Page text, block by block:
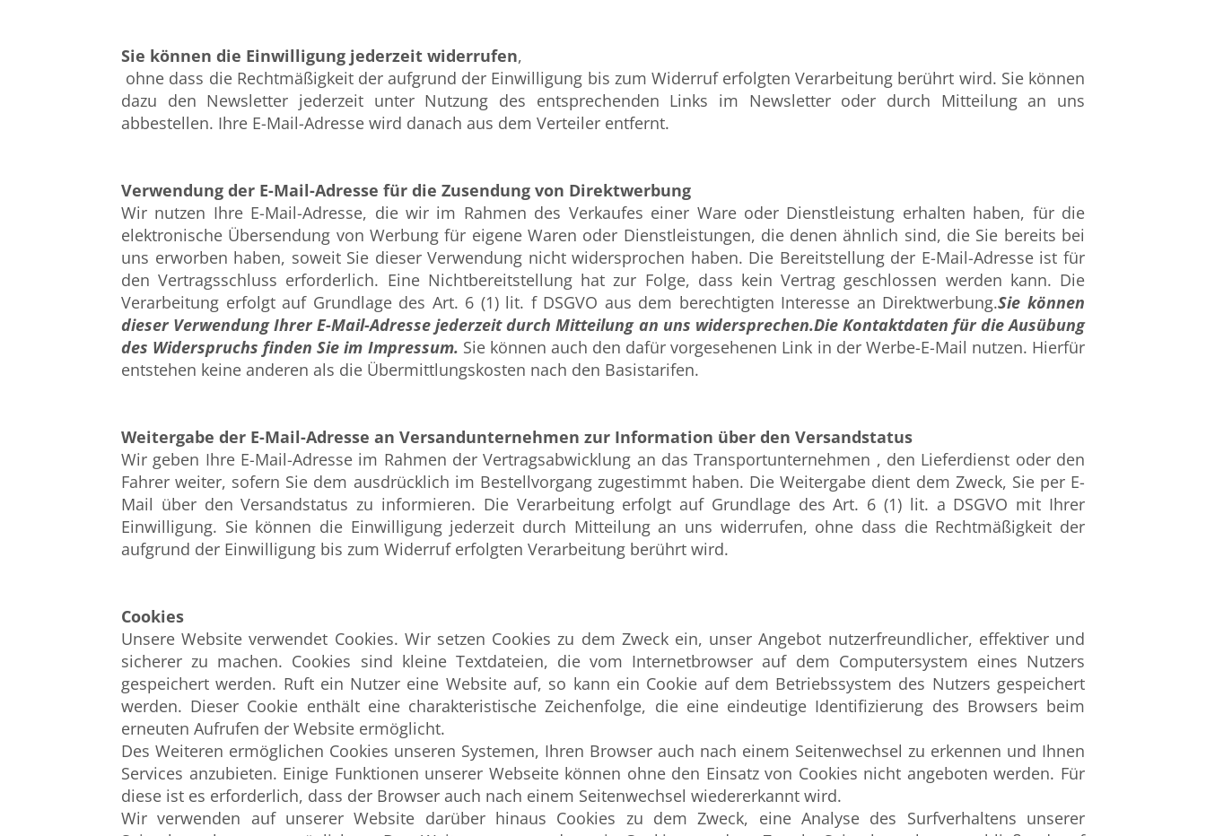
Sie können die Einwilligung jederzeit widerrufen,
ohne dass die Rechtmäßigkeit der aufgrund der Einwilligung bis zum Widerruf erfolgten Verarbeitung berührt wird. Sie können
dazu den Newsletter jederzeit unter Nutzung des entsprechenden Links im Newsletter oder durch Mitteilung an uns
abbestellen. Ihre E-Mail-Adresse wird danach aus dem Verteiler entfernt.
Verwendung der E-Mail-Adresse für die Zusendung von Direktwerbung
Wir nutzen Ihre E-Mail-Adresse, die wir im Rahmen des Verkaufes einer Ware oder Dienstleistung erhalten haben, für die
elektronische Übersendung von Werbung für eigene Waren oder Dienstleistungen, die denen ähnlich sind, die Sie bereits bei
uns erworben haben, soweit Sie dieser Verwendung nicht widersprochen haben. Die Bereitstellung der E-Mail-Adresse ist für
den Vertragsschluss erforderlich. Eine Nichtbereitstellung hat zur Folge, dass kein Vertrag geschlossen werden kann. Die
Verarbeitung erfolgt auf Grundlage des Art. 6 (1) lit. f DSGVO aus dem berechtigten Interesse an Direktwerbung.Sie können
dieser Verwendung Ihrer E-Mail-Adresse jederzeit durch Mitteilung an uns widersprechen.Die Kontaktdaten für die Ausübung
des Widerspruchs finden Sie im Impressum. Sie können auch den dafür vorgesehenen Link in der Werbe-E-Mail nutzen. Hierfür
entstehen keine anderen als die Übermittlungskosten nach den Basistarifen.
Weitergabe der E-Mail-Adresse an Versandunternehmen zur Information über den Versandstatus
Wir geben Ihre E-Mail-Adresse im Rahmen der Vertragsabwicklung an das Transportunternehmen , den Lieferdienst oder den
Fahrer weiter, sofern Sie dem ausdrücklich im Bestellvorgang zugestimmt haben. Die Weitergabe dient dem Zweck, Sie per E-
Mail über den Versandstatus zu informieren. Die Verarbeitung erfolgt auf Grundlage des Art. 6 (1) lit. a DSGVO mit Ihrer
Einwilligung. Sie können die Einwilligung jederzeit durch Mitteilung an uns widerrufen, ohne dass die Rechtmäßigkeit der
aufgrund der Einwilligung bis zum Widerruf erfolgten Verarbeitung berührt wird.
Cookies
Unsere Website verwendet Cookies. Wir setzen Cookies zu dem Zweck ein, unser Angebot nutzerfreundlicher, effektiver und
sicherer zu machen. Cookies sind kleine Textdateien, die vom Internetbrowser auf dem Computersystem eines Nutzers
gespeichert werden. Ruft ein Nutzer eine Website auf, so kann ein Cookie auf dem Betriebssystem des Nutzers gespeichert
werden. Dieser Cookie enthält eine charakteristische Zeichenfolge, die eine eindeutige Identifizierung des Browsers beim
erneuten Aufrufen der Website ermöglicht.
Des Weiteren ermöglichen Cookies unseren Systemen, Ihren Browser auch nach einem Seitenwechsel zu erkennen und Ihnen
Services anzubieten. Einige Funktionen unserer Webseite können ohne den Einsatz von Cookies nicht angeboten werden. Für
diese ist es erforderlich, dass der Browser auch nach einem Seitenwechsel wiedererkannt wird.
Wir verwenden auf unserer Website darüber hinaus Cookies zu dem Zweck, eine Analyse des Surfverhaltens unserer